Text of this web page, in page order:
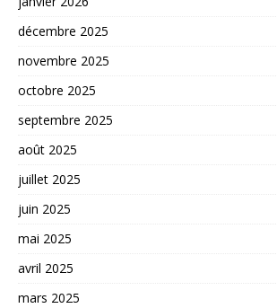
décembre 2025
novembre 2025
octobre 2025
septembre 2025
août 2025
juillet 2025
juin 2025
mai 2025
avril 2025
mars 2025